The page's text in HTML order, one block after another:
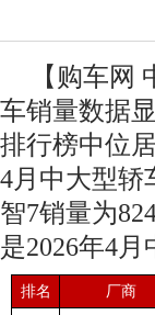
【购车网
车销量数据
排行榜中位
4月中大型轿
智7销量为
是2026年4月
排名 厂商